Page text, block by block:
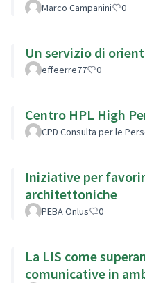
Marco Campanini 0
Un servizio di
effeerre77 0
Centro HPL High
CPD Consulta per le
Iniziative per
architettoniche
PEBA Onlus 0
La LIS come
comunicative in